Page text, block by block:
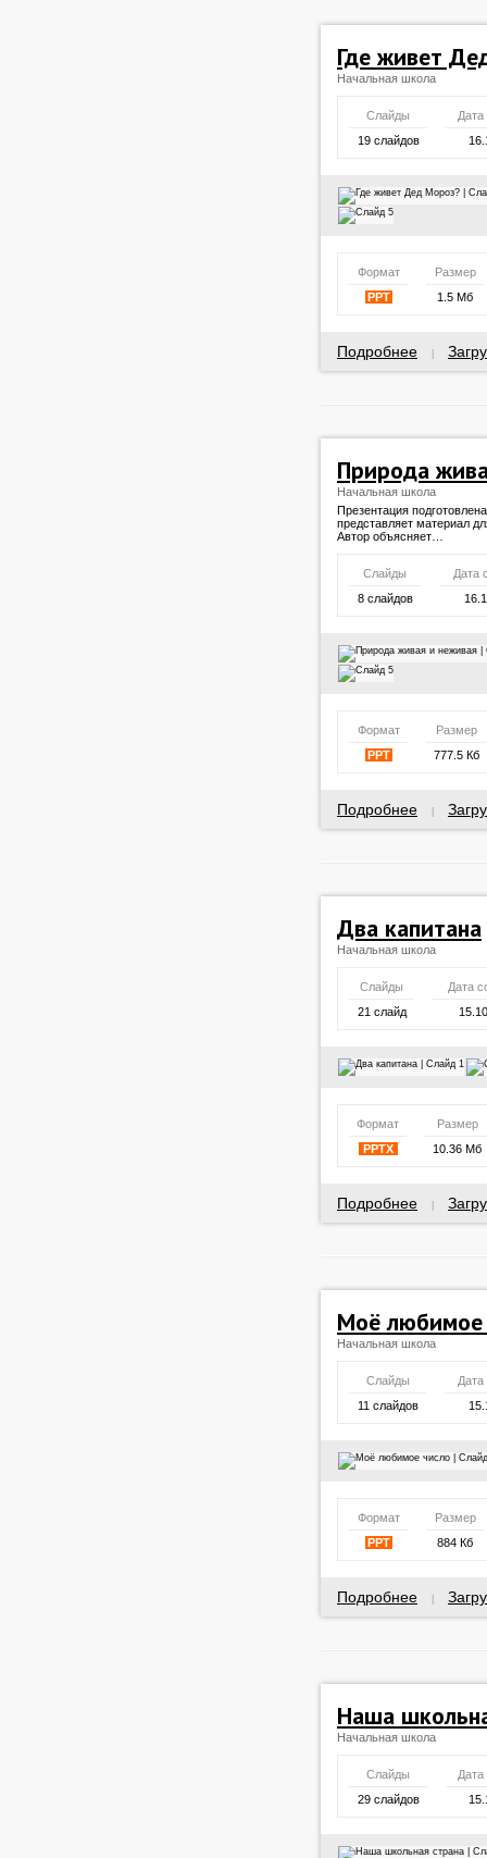
Где живет
Начальная школа
Слайды
Дата
19 слайдов
Формат
Размер
PPT
1.5 Мб
Подробнее
Природа
Начальная школа
Презентация
представляет материал
Автор объясняет…
Слайды
Дата
8 слайдов
Формат
Размер
PPT
777.5 Кб
Подробнее
Два капитана
Начальная школа
Слайды
Дата
21 слайд
Формат
Размер
PPTX
10.36 Мб
Подробнее
Моё любимое
Начальная школа
Слайды
Дата
11 слайдов
Формат
Размер
PPT
884 Кб
Подробнее
Наша
Начальная школа
Слайды
Дата
29 слайдов